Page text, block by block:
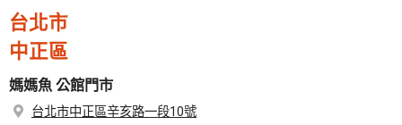
台北市
中正區
媽媽魚 公館門市
台北市中正區辛亥路一段10號